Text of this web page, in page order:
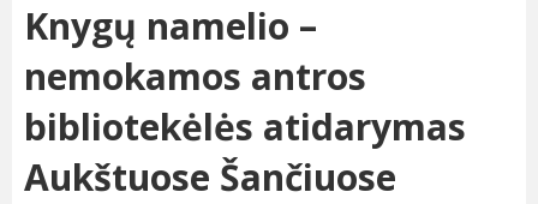
Knygų namelio –
nemokamos antros
bibliotekėlės atidarymas
Aukštuose Šančiuose